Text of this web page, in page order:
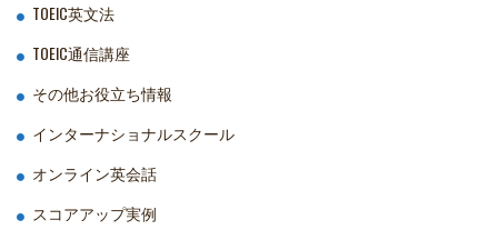
TOEIC英文法
TOEIC通信講座
その他お役立ち情報
インターナショナルスクール
オンライン英会話
スコアアップ実例